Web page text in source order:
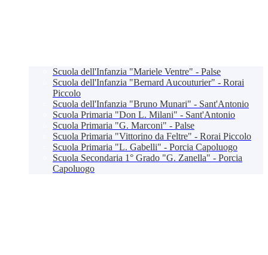
Scuola dell'Infanzia "Mariele Ventre" - Palse
Scuola dell'Infanzia "Bernard Aucouturier" - Rorai
Piccolo
Scuola dell'Infanzia "Bruno Munari" - Sant'Antonio
Scuola Primaria "Don L. Milani" - Sant'Antonio
Scuola Primaria "G. Marconi" - Palse
Scuola Primaria "Vittorino da Feltre" - Rorai Piccolo
Scuola Primaria "L. Gabelli" - Porcia Capoluogo
Scuola Secondaria 1° Grado "G. Zanella" - Porcia
Capoluogo